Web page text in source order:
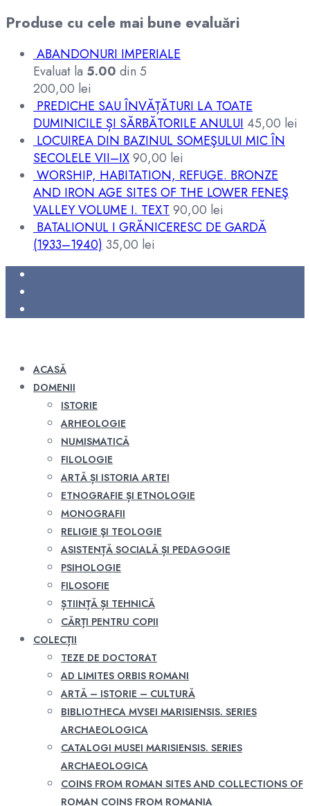
Produse cu cele mai bune evaluări
ABANDONURI IMPERIALE
Evaluat la 5.00 din 5
200,00 lei
PREDICHE SAU ÎNVĂȚĂTURI LA TOATE
DUMINICILE ȘI SĂRBĂTORILE ANULUI 45,00 lei
LOCUIREA DIN BAZINUL SOMEŞULUI MIC ÎN
SECOLELE VII–IX90,00 lei
WORSHIP, HABITATION, REFUGE. BRONZE
AND IRON AGE SITES OF THE LOWER FENEŞ
VALLEY VOLUME I. TEXT 90,00 lei
BATALIONUL I GRĂNICERESC DE GARDĂ
(1933–1940) 35,00 lei
ACASĂ
DOMENII
ISTORIE
ARHEOLOGIE
NUMISMATICĂ
FILOLOGIE
ARTĂ ȘI ISTORIA ARTEI
ETNOGRAFIE ȘI ETNOLOGIE
MONOGRAFII
RELIGIE ŞI TEOLOGIE
ASISTENȚĂ SOCIALĂ ȘI PEDAGOGIE
PSIHOLOGIE
FILOSOFIE
ȘTIINȚĂ ȘI TEHNICĂ
CĂRȚI PENTRU COPII
COLECȚII
TEZE DE DOCTORAT
AD LIMITES ORBIS ROMANI
ARTĂ – ISTORIE – CULTURĂ
BIBLIOTHECA MVSEI MARISIENSIS. SERIES
ARCHAEOLOGICA
CATALOGI MUSEI MARISIENSIS. SERIES
ARCHAEOLOGICA
COINS FROM ROMAN SITES AND COLLECTIONS OF
ROMAN COINS FROM ROMANIA